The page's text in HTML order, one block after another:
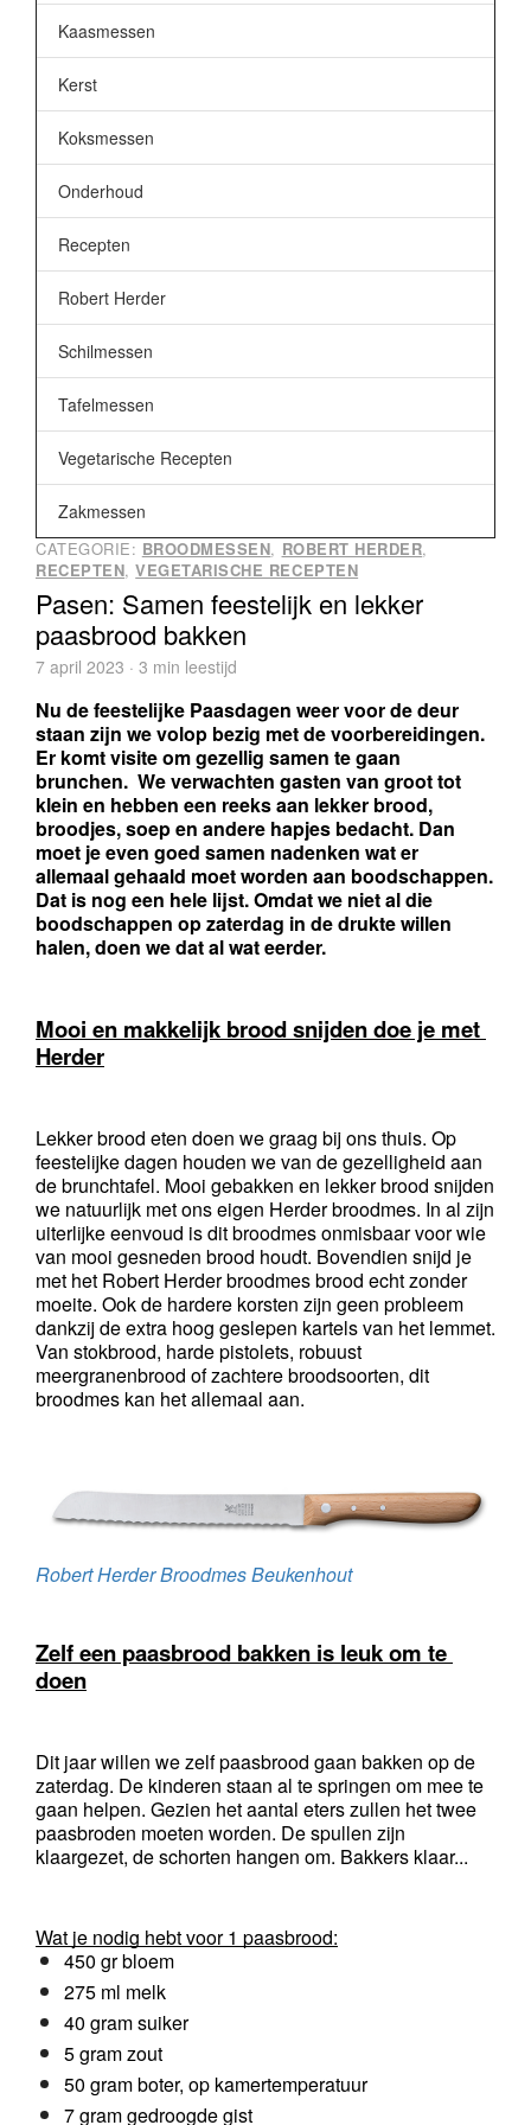
Kaasmessen
Kerst
Koksmessen
Onderhoud
Recepten
Robert Herder
Schilmessen
Tafelmessen
Vegetarische Recepten
Zakmessen
CATEGORIE: BROODMESSEN, ROBERT HERDER,
RECEPTEN,VEGETARISCHE RECEPTEN
Pasen: Samen feestelijk en lekker
paasbrood bakken
7 april 2023 · 3 min leestijd
Nu de feestelijke Paasdagen weer voor de deur
staan zijn we volop bezig met de voorbereidingen.
Er komt visite om gezellig samen te gaan
brunchen.  We verwachten gasten van groot tot
klein en hebben een reeks aan lekker brood,
broodjes, soep en andere hapjes bedacht. Dan
moet je even goed samen nadenken wat er
allemaal gehaald moet worden aan boodschappen.
Dat is nog een hele lijst. Omdat we niet al die
boodschappen op zaterdag in de drukte willen
halen, doen we dat al wat eerder.
Mooi en makkelijk brood snijden doe je met
Herder
Lekker brood eten doen we graag bij ons thuis. Op
feestelijke dagen houden we van de gezelligheid aan
de brunchtafel. Mooi gebakken en lekker brood snijden
we natuurlijk met ons eigen Herder broodmes. In al zijn
uiterlijke eenvoud is dit broodmes onmisbaar voor wie
van mooi gesneden brood houdt. Bovendien snijd je
met het Robert Herder broodmes brood echt zonder
moeite. Ook de hardere korsten zijn geen probleem
dankzij de extra hoog geslepen kartels van het lemmet.
Van stokbrood, harde pistolets, robuust
meergranenbrood of zachtere broodsoorten, dit
broodmes kan het allemaal aan.
Robert Herder Broodmes Beukenhout
Zelf een paasbrood bakken is leuk om te
doen
Dit jaar willen we zelf paasbrood gaan bakken op de
zaterdag. De kinderen staan al te springen om mee te
gaan helpen. Gezien het aantal eters zullen het twee
paasbroden moeten worden. De spullen zijn
klaargezet, de schorten hangen om. Bakkers klaar...
Wat je nodig hebt voor 1 paasbrood:
450 gr bloem
275 ml melk
40 gram suiker
5 gram zout
50 gram boter, op kamertemperatuur
7 gram gedroogde gist